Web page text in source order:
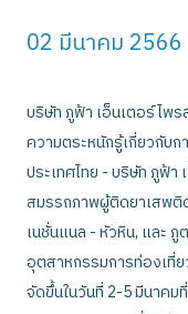
02 มีนาคม 2566
บริษัท ภูฟ้า เอ็นเตอร์ไพร
ความตระหนักรู้เกี่ยวกับ
ประเทศไทย - บริษัท ภูฟ้
สมรรถภาพผู้ติดยาเสพติ
เนชั่นแนล - หัวหิน, และ
อุตสาหกรรมการท่องเที่ย
จัดขึ้นในวันที่ 2-5 มีนาค